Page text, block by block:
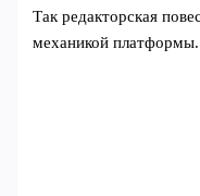
Так редакторская
механикой платформы.